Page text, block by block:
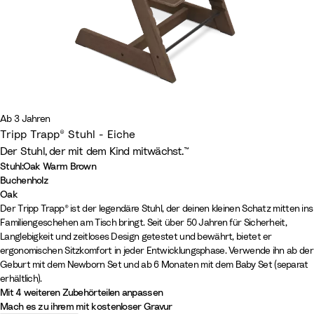
Ab 3 Jahren
Tripp Trapp® Stuhl - Eiche
Der Stuhl, der mit dem Kind mitwächst.™
Stuhl:Oak Warm Brown
Buchenholz
N
a
t
r
a
l
S
c
h
a
r
z
W
h
i
e
W
h
i
e
w
a
S
t
o
m
G
r
G
l
a
i
e
r
W
a
r
B
r
o
H
e
a
h
e
r
V
a
n
l
l
a
W
i
l
W
o
o
L
e
m
n
Y
e
C
a
s
m
e
r
Oak
O
a
k
N
a
t
u
O
a
k
W
a
r
m
Der Tripp Trapp® ist der legendäre Stuhl, der deinen kleinen Schatz mitten ins
Familiengeschehen am Tisch bringt. Seit über 50 Jahren für Sicherheit,
Langlebigkeit und zeitloses Design getestet und bewährt, bietet er
ergonomischen Sitzkomfort in jeder Entwicklungsphase. Verwende ihn ab der
Geburt mit dem Newborn Set und ab 6 Monaten mit dem Baby Set (separat
erhältlich).
Mit 4 weiteren Zubehörteilen anpassen
Mach es zu ihrem mit kostenloser Gravur